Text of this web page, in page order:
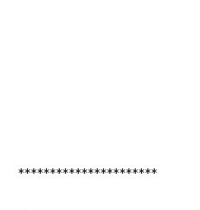
**********************